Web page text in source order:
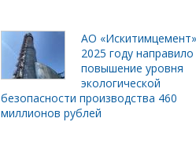
АО
2025 году направило
повышение уровня
экологической
безопасности производства 460
миллионов рублей